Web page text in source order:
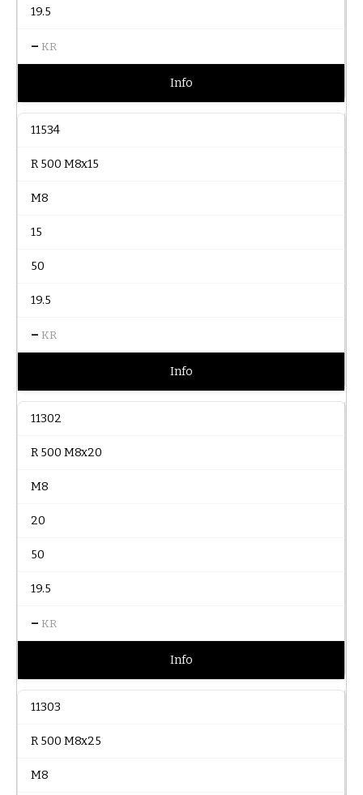
19.5
– KR
Info
11534
R 500 M8x15
M8
15
50
19.5
– KR
Info
11302
R 500 M8x20
M8
20
50
19.5
– KR
Info
11303
R 500 M8x25
M8